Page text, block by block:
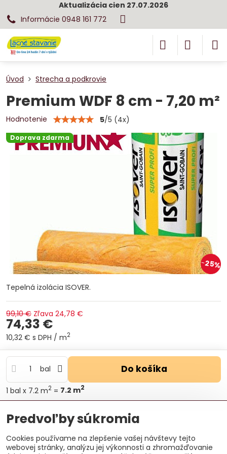
Aktualizácia cien 27.07.2026
Informácie 0948 161 772
Doprava zdarma
25%
Úvod Strecha a podkrovie
Premium WDF 8 cm - 7,20 m²
Hodnotenie 5/5 (4x)
Tepelná izolácia ISOVER.
99,10 € Zľava 24,78 €
74,33 €
10,32 € s DPH / m2
bal Do košíka
1 bal x 7.2 m2 = 7.2 m2
Otázka k produktu
Doručenia
Výrobca:
ISOVER Saint-Gobain
Predvoľby súkromia
Cookies používame na zlepšenie vašej návštevy tejto
webovej stránky, analýzu jej výkonnosti a zhromažďovanie